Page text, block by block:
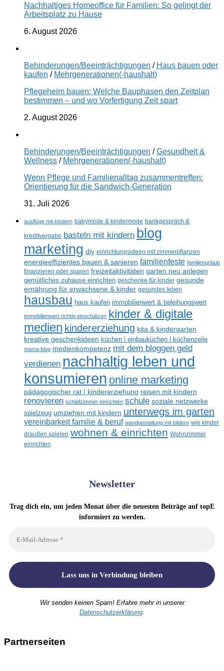
Nachhaltiges Homeoffice für Familien: So gelingt der
Arbeitsplatz zu Hause
6. August 2026
Behinderungen/Beeinträchtigungen / Haus bauen oder
kaufen / Mehrgenerationen(-haushalt)
Pflegeheim bauen: Welche Bauphasen den Zeitplan
bestimmen – und wo Vorfertigung Zeit spart
2. August 2026
Behinderungen/Beeinträchtigungen /Gesundheit &
Wellness / Mehrgenerationen(-haushalt)
Wenn Pflege und Familienalltag zusammentreffen:
Orientierung für die Sandwich-Generation
31. Juli 2026
ausflüge mit kindern babymode & kindermode bankgespräch &
kreditvergabe basteln mit kindern blog
marketing diy einrichtungsideen mit zimmerpflanzen
energieeffizientes bauen & sanieren familienfeste familienurlaub
finanzieren oder sparen freizeitaktivitäten garten neu anlegen
gemütliches zuhause einrichten geschenke für kinder gesunde
ernährung für erwachsene & kinder gesundes leben
hausbau haus kaufen immobilienwert & beleihungswert
immobilienwert richtig einschätzen kinder & digitale
medien kindererziehung kita & kindergarten
kreative geschenkideen küchen | einbauküchen | küchenzeile
mama blog medienkompetenz mit dem bloggen geld
verdienen nachhaltig leben und
konsumieren online marketing
pädagogischer rat | kindererziehung reisen mit kindern
renovieren schlafzimmer einrichten schule soziale netzwerke
spielzeug umziehen mit kindern unterwegs im garten
vereinbarkeit familie & beruf wandgestaltung mit bildern wie kinder
draußen spielen wohnen & einrichten Wohnzimmer
einrichten
Newsletter
Trag dich ein, um jeden Monat über die neuesten Beiträge auf topE
informiert zu werden.
Wir senden keinen Spam! Erfahre mehr in unserer
Datenschutzerklärung
Partnerseiten